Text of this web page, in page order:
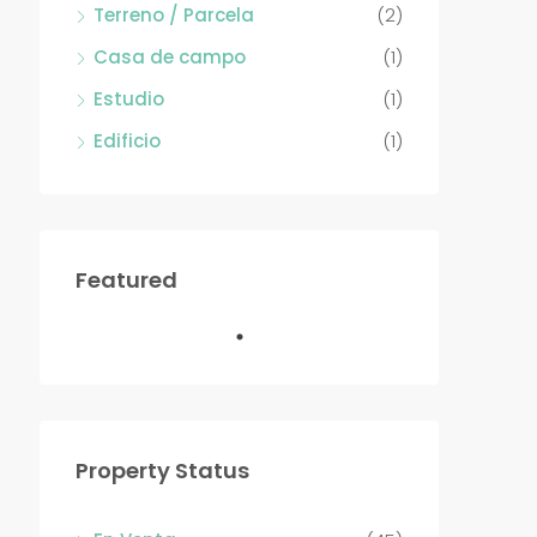
Terreno / Parcela
(2)
Casa de campo
(1)
Estudio
(1)
Edificio
(1)
Featured
Property Status